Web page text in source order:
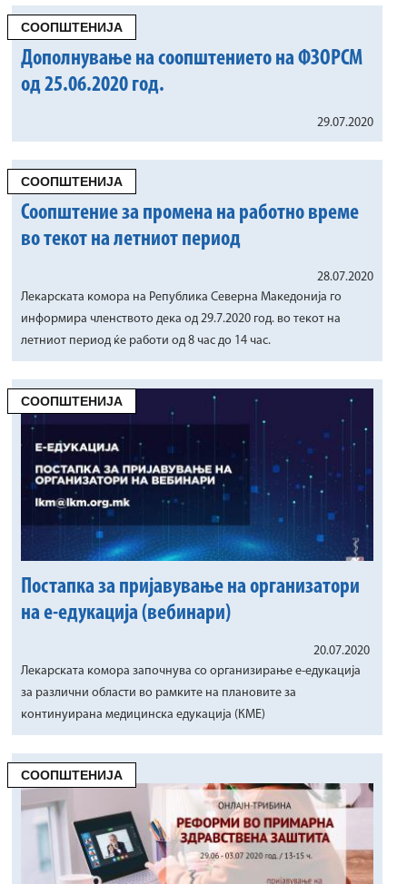
СООПШТЕНИЈА
Дополнување на соопштението на ФЗОРСМ
од 25.06.2020 год.
29.07.2020
СООПШТЕНИЈА
Соопштение за промена на работно време
во текот на летниот период
28.07.2020
Лекарската комора на Република Северна Македонија го
информира членството дека од 29.7.2020 год. во текот на
летниот период ќе работи од 8 час до 14 час.
СООПШТЕНИЈА
Постапка за пријавување на организатори
на е-едукација (вебинари)
20.07.2020
Лекарската комора започнува со организирање е-едукација
за различни области во рамките на плановите за
континуирана медицинска едукација (КМЕ)
СООПШТЕНИЈА